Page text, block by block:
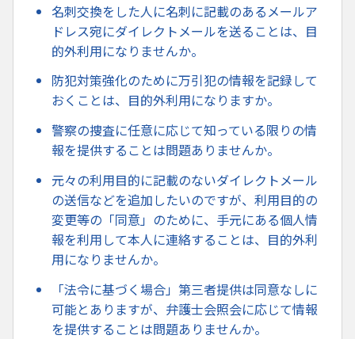
名刺交換をした人に名刺に記載のあるメールア
ドレス宛にダイレクトメールを送ることは、目
的外利用になりませんか。
防犯対策強化のために万引犯の情報を記録して
おくことは、目的外利用になりますか。
警察の捜査に任意に応じて知っている限りの情
報を提供することは問題ありませんか。
元々の利用目的に記載のないダイレクトメール
の送信などを追加したいのですが、利用目的の
変更等の「同意」のために、手元にある個人情
報を利用して本人に連絡することは、目的外利
用になりませんか。
「法令に基づく場合」第三者提供は同意なしに
可能とありますが、弁護士会照会に応じて情報
を提供することは問題ありませんか。